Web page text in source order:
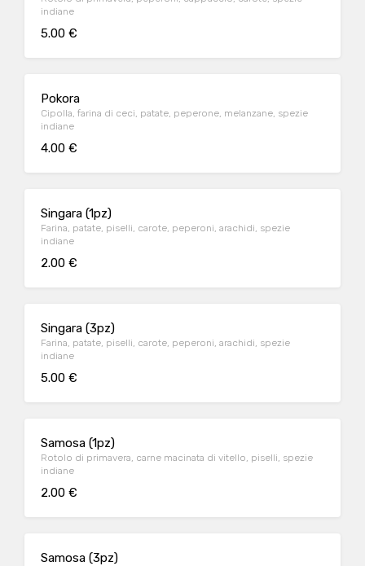
indiane
5.00 €
Pokora
Cipolla, farina di ceci, patate, peperone, melanzane, spezie
indiane
4.00 €
Singara (1pz)
Farina, patate, piselli, carote, peperoni, arachidi, spezie
indiane
2.00 €
Singara (3pz)
Farina, patate, piselli, carote, peperoni, arachidi, spezie
indiane
5.00 €
Samosa (1pz)
Rotolo di primavera, carne macinata di vitello, piselli, spezie
indiane
2.00 €
Samosa (3pz)